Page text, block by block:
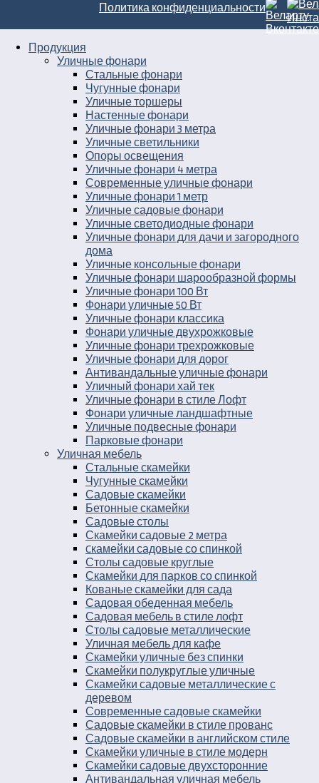
Политика конфиденциальности
Продукция
Уличные фонари
Стальные фонари
Чугунные фонари
Уличные торшеры
Настенные фонари
Уличные фонари 3 метра
Уличные светильники
Опоры освещения
Уличные фонари 4 метра
Современные уличные фонари
Уличные фонари 1 метр
Уличные садовые фонари
Уличные светодиодные фонари
Уличные фонари для дачи и загородного
дома
Уличные консольные фонари
Уличные фонари шарообразной формы
Уличные фонари 100 Вт
Фонари уличные 50 Вт
Уличные фонари классика
Фонари уличные двухрожковые
Уличные фонари трехрожковые
Уличные фонари для дорог
Антивандальные уличные фонари
Уличный фонари хай тек
Уличные фонари в стиле Лофт
Фонари уличные ландшафтные
Уличные подвесные фонари
Парковые фонари
Уличная мебель
Стальные скамейки
Чугунные скамейки
Садовые скамейки
Бетонные скамейки
Садовые столы
Скамейки садовые 2 метра
Cкамейки садовые со спинкой
Столы садовые круглые
Скамейки для парков со спинкой
Кованые скамейки для сада
Садовая обеденная мебель
Садовая мебель в стиле лофт
Столы садовые металлические
Уличная мебель для кафе
Скамейки уличные без спинки
Скамейки полукруглые уличные
Скамейки садовые металлические с
деревом
Современные садовые скамейки
Садовые скамейки в стиле прованс
Садовые скамейки в английском стиле
Скамейки уличные в стиле модерн
Скамейки садовые двухсторонние
Антивандальная уличная мебель